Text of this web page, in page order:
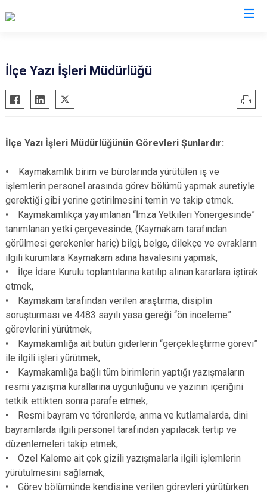
Ayancık
Boyabat
Durağan
Erfelek
Gerze
Saraydüzü
Türkeli
İlçe Yazı İşleri Müdürlüğü
İlçe Yazı İşleri Müdürlüğünün Görevleri Şunlardır:
• Kaymakamlık birim ve bürolarında yürütülen iş ve
işlemlerin personel arasında görev bölümü yapmak suretiyle
gerektiği gibi yerine getirilmesini temin ve takip etmek.
• Kaymakamlıkça yayımlanan “İmza Yetkileri Yönergesinde”
tanımlanan yetki çerçevesinde, (Kaymakam tarafından
görülmesi gerekenler hariç) bilgi, belge, dilekçe ve evrakların
ilgili kurumlara Kaymakam adına havalesini yapmak,
• İlçe İdare Kurulu toplantılarına katılıp alınan kararlara iştirak
etmek,
• Kaymakam tarafından verilen araştırma, disiplin
soruşturması ve 4483 sayılı yasa gereği “ön inceleme”
görevlerini yürütmek,
• Kaymakamlığa ait bütün giderlerin “gerçekleştirme görevi”
ile ilgili işleri yürütmek,
• Kaymakamlığa bağlı tüm birimlerin yaptığı yazışmaların
resmi yazışma kurallarına uygunluğunu ve yazının içeriğini
tetkik ettikten sonra parafe etmek,
• Resmi bayram ve törenlerde, anma ve kutlamalarda, dini
bayramlarda ilgili personel tarafından yapılacak tertip ve
düzenlemeleri takip etmek,
• Özel Kaleme ait çok gizili yazışmalarla ilgili işlemlerin
yürütülmesini sağlamak,
• Görev bölümünde kendisine verilen görevleri yürütürken